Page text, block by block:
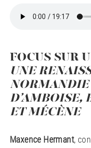
FOCUS SUR
UNE
NORMANDIE
D’AMBOISE,
ET MÉCÈNE
Maxence Hermant,